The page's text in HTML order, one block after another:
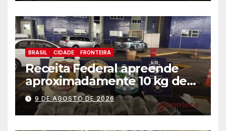
BRASIL CIDADE FRONTEIRA
Receita Federal apreende
aproximadamente 10 kg de
substância análoga ao
capulho
9 DE AGOSTO DE 2026